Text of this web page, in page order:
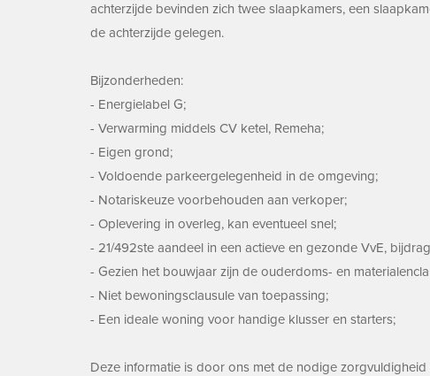
achterzijde bevinden zich twee slaapkamers, een
de achterzijde gelegen.
Bijzonderheden:
- Energielabel G;
- Verwarming middels CV ketel, Remeha;
- Eigen grond;
- Voldoende parkeergelegenheid in de omgeving;
- Notariskeuze voorbehouden aan verkoper;
- Oplevering in overleg, kan eventueel snel;
- 21/492ste aandeel in een actieve en gezonde VvE,
- Gezien het bouwjaar zijn de ouderdoms- en
- Niet bewoningsclausule van toepassing;
- Een ideale woning voor handige klusser en starters;
Deze informatie is door ons met de nodige